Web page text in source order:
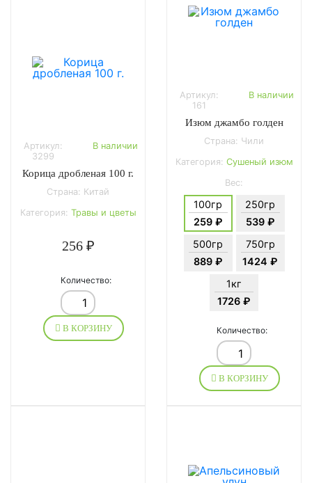
Артикул:
3299
В наличии
Корица дробленая 100 г.
Страна: Китай
Категория: Травы и цветы
256 ₽
Количество:
В КОРЗИНУ
Артикул:
161
В наличии
Изюм джамбо голден
Страна: Чили
Категория: Сушеный изюм
Вес:
100гр
259 ₽
250гр
539 ₽
500гр
889 ₽
750гр
1424 ₽
1кг
1726 ₽
Количество:
В КОРЗИНУ